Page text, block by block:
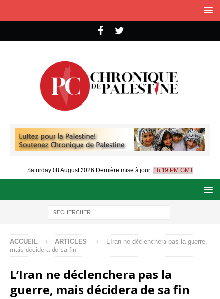
Saturday 08 August 2026 Dernière mise à jour: 1h:19 PM GMT
ACCUEIL ARTICLES
L’Iran ne déclenchera pas la guerre,
mais décidera de sa fin
L’Iran ne déclenchera pas la
guerre, mais décidera de sa fin